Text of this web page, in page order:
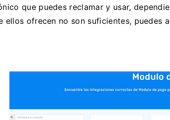
que puedes reclamar y usar,
ellos ofrecen no son suficientes,